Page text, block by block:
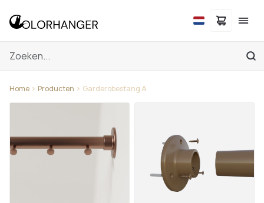
Home Producten Garderobestang A